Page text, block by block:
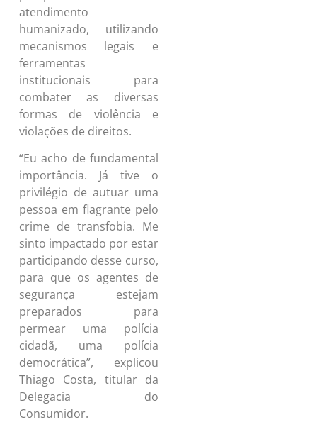
atendimento
humanizado, utilizando
mecanismos legais e
ferramentas
institucionais para
combater as diversas
formas de violência e
violações de direitos.
“Eu acho de fundamental
importância. Já tive o
privilégio de autuar uma
pessoa em flagrante pelo
crime de transfobia. Me
sinto impactado por estar
participando desse curso,
para que os agentes de
segurança estejam
preparados para
permear uma polícia
cidadã, uma polícia
democrática”, explicou
Thiago Costa, titular da
Delegacia do
Consumidor.